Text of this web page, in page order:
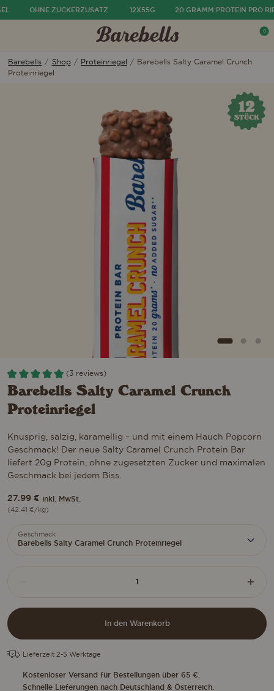
OHNE ZUCKERZUSATZ 12X55G 20 GRAMM PROTEIN PRO
0
Barebells / Shop / Proteinriegel / Barebells Salty Caramel Crunch
Proteinriegel
(3 reviews)
Barebells Salty Caramel Crunch
Proteinriegel
Knusprig, salzig, karamellig – und mit einem Hauch Popcorn
Geschmack! Der neue Salty Caramel Crunch Protein Bar
liefert 20g Protein, ohne zugesetzten Zucker und maximalen
Geschmack bei jedem Biss.
27.99 € inkl. MwSt.
(42.41 €/kg)
Geschmack
Barebells Salty Caramel Crunch Proteinriegel
Die Menge im Warenkorb reduzieren
Caramel
Crunch
Proteinriegel
Menge
In den Warenkorb
Lieferzeit 2-5 Werktage
Kostenloser Versand für Bestellungen über 65 €.
Schnelle Lieferungen nach Deutschland & Österreich.
ausblenden